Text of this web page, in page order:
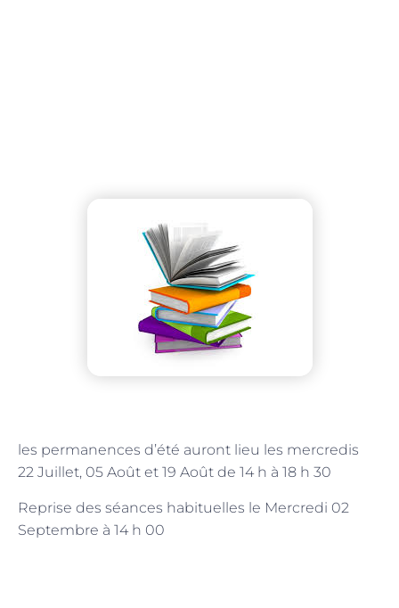
les permanences d’été auront lieu les mercredis
22 Juillet, 05 Août et 19 Août de 14 h à 18 h 30
Reprise des séances habituelles le Mercredi 02
Septembre à 14 h 00